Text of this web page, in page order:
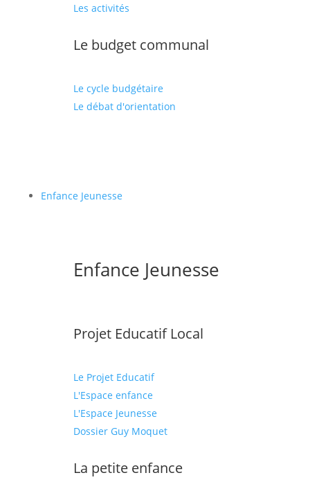
Les activités
Le budget communal
Le cycle budgétaire
Le débat d'orientation
Enfance Jeunesse
Enfance Jeunesse
Projet Educatif Local
Le Projet Educatif
L'Espace enfance
L'Espace Jeunesse
Dossier Guy Moquet
La petite enfance